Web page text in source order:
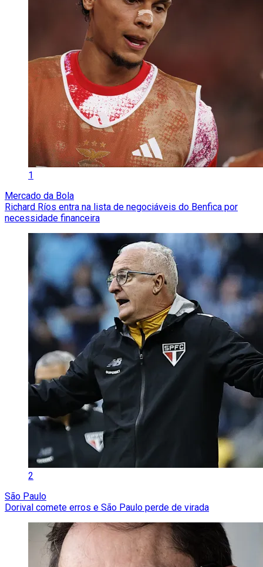
1
Mercado da Bola
Richard Ríos entra na lista de negociáveis do Benfica por
necessidade financeira
2
São Paulo
Dorival comete erros e São Paulo perde de virada